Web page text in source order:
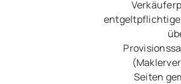
Seiten